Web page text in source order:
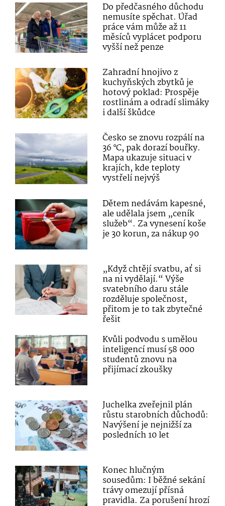
Do předčasného důchodu
nemusíte spěchat. Úřad
práce vám může až 11
měsíců vyplácet podporu
vyšší než penze
Zahradní hnojivo z
kuchyňských zbytků je
hotový poklad: Prospěje
rostlinám a odradí slimáky
i další škůdce
Česko se znovu rozpálí na
36 °C, pak dorazí bouřky.
Mapa ukazuje situaci v
krajích, kde teploty
vystřelí nejvýš
Dětem nedávám kapesné,
ale udělala jsem „ceník
služeb“. Za vynesení koše
je 30 korun, za nákup 90
„Když chtějí svatbu, ať si
na ni vydělají.“ Výše
svatebního daru stále
rozděluje společnost,
přitom je to tak zbytečné
řešit
Kvůli podvodu s umělou
inteligencí musí 58 000
studentů znovu na
přijímací zkoušky
Juchelka zveřejnil plán
růstu starobních důchodů:
Navýšení je nejnižší za
posledních 10 let
Konec hlučným
sousedům: I běžné sekání
trávy omezují přísná
pravidla. Za porušení hrozí